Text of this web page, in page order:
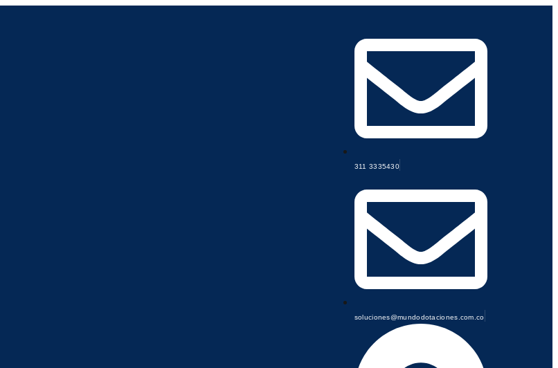
311 3335430
soluciones@mundodotaciones.com.co